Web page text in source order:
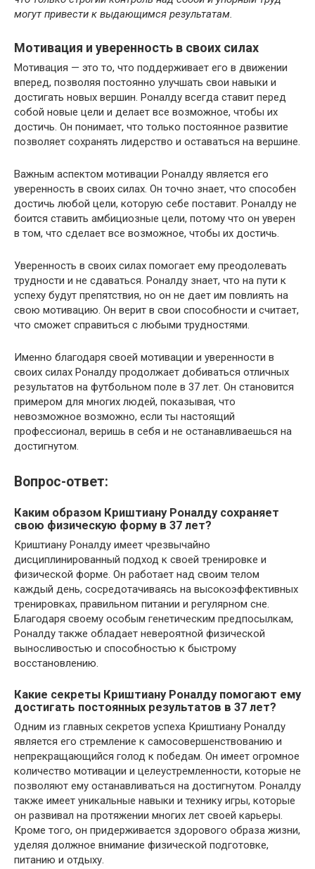
могут привести к выдающимся результатам.
Мотивация и уверенность в своих силах
Мотивация — это то, что поддерживает его в движении
вперед, позволяя постоянно улучшать свои навыки и
достигать новых вершин. Роналду всегда ставит перед
собой новые цели и делает все возможное, чтобы их
достичь. Он понимает, что только постоянное развитие
позволяет сохранять лидерство и оставаться на вершине.
Важным аспектом мотивации Роналду является его
уверенность в своих силах. Он точно знает, что способен
достичь любой цели, которую себе поставит. Роналду не
боится ставить амбициозные цели, потому что он уверен
в том, что сделает все возможное, чтобы их достичь.
Уверенность в своих силах помогает ему преодолевать
трудности и не сдаваться. Роналду знает, что на пути к
успеху будут препятствия, но он не дает им повлиять на
свою мотивацию. Он верит в свои способности и считает,
что сможет справиться с любыми трудностями.
Именно благодаря своей мотивации и уверенности в
своих силах Роналду продолжает добиваться отличных
результатов на футбольном поле в 37 лет. Он становится
примером для многих людей, показывая, что
невозможное возможно, если ты настоящий
профессионал, веришь в себя и не останавливаешься на
достигнутом.
Вопрос-ответ:
Каким образом Криштиану Роналду сохраняет
свою физическую форму в 37 лет?
Криштиану Роналду имеет чрезвычайно
дисциплинированный подход к своей тренировке и
физической форме. Он работает над своим телом
каждый день, сосредотачиваясь на высокоэффективных
тренировках, правильном питании и регулярном сне.
Благодаря своему особым генетическим предпосылкам,
Роналду также обладает невероятной физической
выносливостью и способностью к быстрому
восстановлению.
Какие секреты Криштиану Роналду помогают ему
достигать постоянных результатов в 37 лет?
Одним из главных секретов успеха Криштиану Роналду
является его стремление к самосовершенствованию и
непрекращающийся голод к победам. Он имеет огромное
количество мотивации и целеустремленности, которые не
позволяют ему останавливаться на достигнутом. Роналду
также имеет уникальные навыки и технику игры, которые
он развивал на протяжении многих лет своей карьеры.
Кроме того, он придерживается здорового образа жизни,
уделяя должное внимание физической подготовке,
питанию и отдыху.